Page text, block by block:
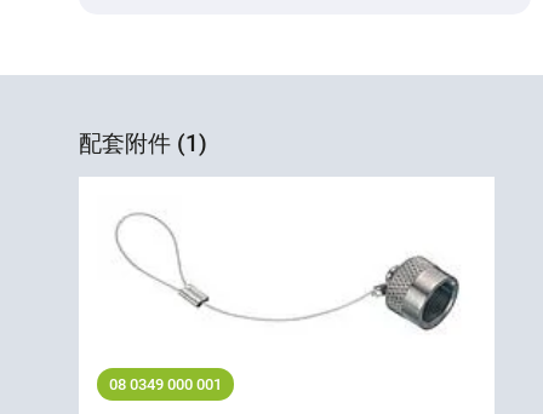
配套附件 (1)
08 0349 000 001